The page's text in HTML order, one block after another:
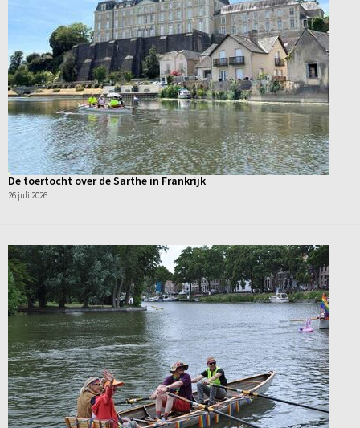
De toertocht over de Sarthe in Frankrijk
26 juli 2026